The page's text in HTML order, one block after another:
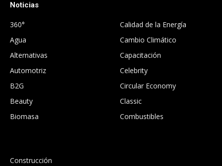
Noticias
360°
Agua
Alternativas
Automotriz
B2G
Beauty
Biomasa
Calidad de la Energía
Cambio Climático
Capacitación
Celebrity
Circular Economy
Classic
Combustibles
Construcción